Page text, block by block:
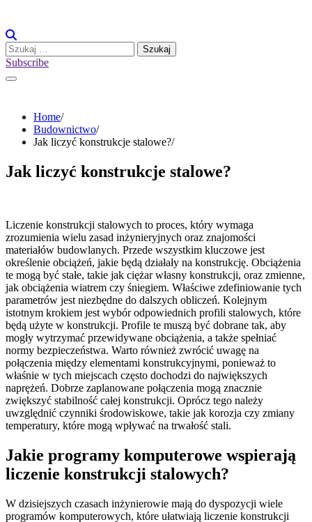
content
Szukaj:
Subscribe
Home
Budownictwo
Jak liczyć konstrukcje stalowe?
Jak liczyć konstrukcje stalowe?
Liczenie konstrukcji stalowych to proces, który wymaga
zrozumienia wielu zasad inżynieryjnych oraz znajomości
materiałów budowlanych. Przede wszystkim kluczowe jest
określenie obciążeń, jakie będą działały na konstrukcję. Obciążenia
te mogą być stałe, takie jak ciężar własny konstrukcji, oraz zmienne,
jak obciążenia wiatrem czy śniegiem. Właściwe zdefiniowanie tych
parametrów jest niezbędne do dalszych obliczeń. Kolejnym
istotnym krokiem jest wybór odpowiednich profili stalowych, które
będą użyte w konstrukcji. Profile te muszą być dobrane tak, aby
mogły wytrzymać przewidywane obciążenia, a także spełniać
normy bezpieczeństwa. Warto również zwrócić uwagę na
połączenia między elementami konstrukcyjnymi, ponieważ to
właśnie w tych miejscach często dochodzi do największych
naprężeń. Dobrze zaplanowane połączenia mogą znacznie
zwiększyć stabilność całej konstrukcji. Oprócz tego należy
uwzględnić czynniki środowiskowe, takie jak korozja czy zmiany
temperatury, które mogą wpływać na trwałość stali.
Jakie programy komputerowe wspierają
liczenie konstrukcji stalowych?
W dzisiejszych czasach inżynierowie mają do dyspozycji wiele
programów komputerowych, które ułatwiają liczenie konstrukcji